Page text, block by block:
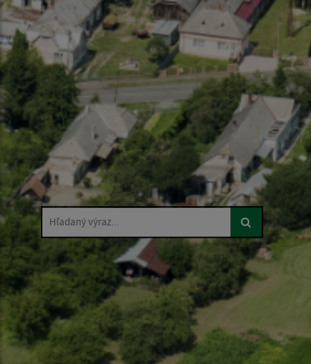
Hľadaný výraz...